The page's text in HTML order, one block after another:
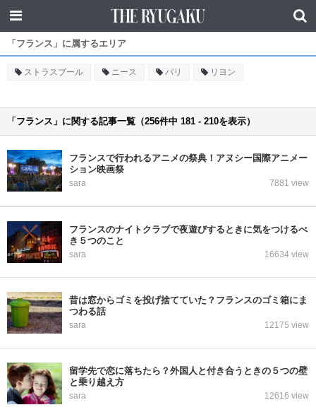
「フランス」に属するエリア
ストラスブール ニース パリ リヨン
「フランス」に関する記事一覧（256件中 181 - 210を表示）
フランスで行われるアニメの祭典！アヌシー国際アニメー
ション映画祭
sara 7881 view
フランスのナイトクラブで夜遊びするときに気をつけるべ
き５つのこと
sara 16634 view
昔は窓からゴミを投げ捨てていた？フランスのゴミ箱にま
つわる話
sara 12175 view
留学先で恋に落ちたら？外国人と付き合うときの５つの壁
と乗り越え方
sara 12616 view